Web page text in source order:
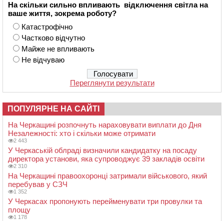
На скільки сильно впливають відключення світла на
ваше життя, зокрема роботу?
Катастрофічно
Частково відчутно
Майже не впливають
Не відчуваю
Переглянути результати
ПОПУЛЯРНЕ НА САЙТІ
На Черкащині розпочнуть нараховувати виплати до Дня
Незалежності: хто і скільки може отримати
2 443
У Черкаській облраді визначили кандидатку на посаду
директора установи, яка супроводжує 39 закладів освіти
2 310
На Черкащині правоохоронці затримали військового, який
перебував у СЗЧ
1 352
У Черкасах пропонують перейменувати три провулки та
площу
1 178